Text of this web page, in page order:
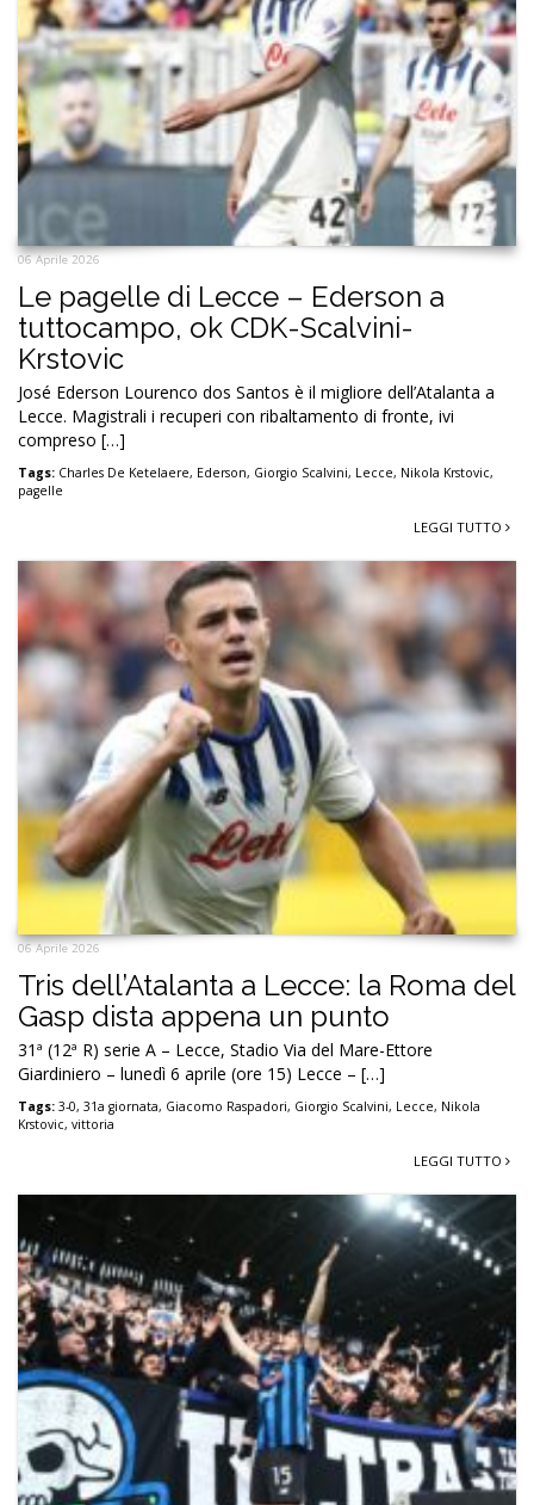
06 Aprile 2026
Le pagelle di Lecce – Ederson a
tuttocampo, ok CDK-Scalvini-
Krstovic
José Ederson Lourenco dos Santos è il migliore dell’Atalanta a
Lecce. Magistrali i recuperi con ribaltamento di fronte, ivi
compreso […]
Tags: Charles De Ketelaere, Ederson, Giorgio Scalvini, Lecce, Nikola Krstovic,
pagelle
LEGGI TUTTO
06 Aprile 2026
Tris dell’Atalanta a Lecce: la Roma del
Gasp dista appena un punto
31ª (12ª R) serie A – Lecce, Stadio Via del Mare-Ettore
Giardiniero – lunedì 6 aprile (ore 15) Lecce – […]
Tags: 3-0, 31a giornata, Giacomo Raspadori, Giorgio Scalvini, Lecce, Nikola
Krstovic, vittoria
LEGGI TUTTO